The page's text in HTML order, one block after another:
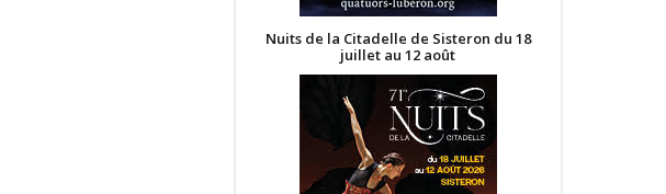
Nuits de la Citadelle de Sisteron du 18
juillet au 12 août